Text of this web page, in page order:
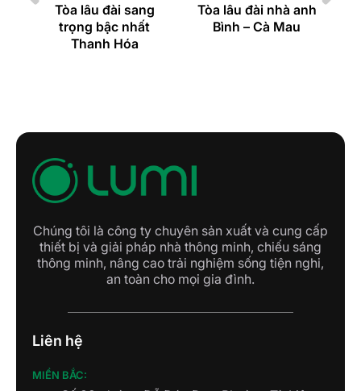
Tòa lâu đài sang
trọng bậc nhất
Thanh Hóa
Tòa lâu đài nhà anh
Bình – Cà Mau
Chúng tôi là công ty chuyên sản xuất và cung cấp
thiết bị và giải pháp nhà thông minh, chiếu sáng
thông minh, nâng cao trải nghiệm sống tiện nghi,
an toàn cho mọi gia đình.
Liên hệ
MIỀN BẮC: